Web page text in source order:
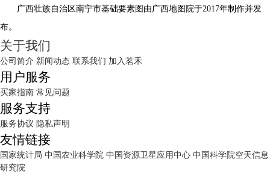
广西壮族自治区南宁市基础要素图由广西地图院于2017年制作并发
布。
关于我们
公司简介 新闻动态 联系我们 加入茗禾
用户服务
买家指南 常见问题
服务支持
服务协议 隐私声明
友情链接
国家统计局 中国农业科学院 中国资源卫星应用中心 中国科学院空天信息
研究院